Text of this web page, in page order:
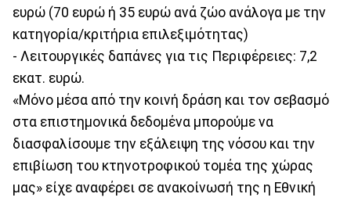
ευρώ (70 ευρώ ή 35 ευρώ ανά ζώο ανάλογα με την
κατηγορία/κριτήρια επιλεξιμότητας)
- Λειτουργικές δαπάνες για τις Περιφέρειες: 7,2
εκατ. ευρώ.
«Μόνο μέσα από την κοινή δράση και τον σεβασμό
στα επιστημονικά δεδομένα μπορούμε να
διασφαλίσουμε την εξάλειψη της νόσου και την
επιβίωση του κτηνοτροφικού τομέα της χώρας
μας» είχε αναφέρει σε ανακοίνωσή της η Εθνική